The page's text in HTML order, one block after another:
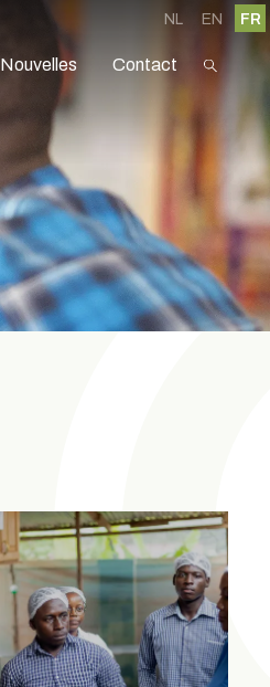
NL EN FR
Nouvelles Contact